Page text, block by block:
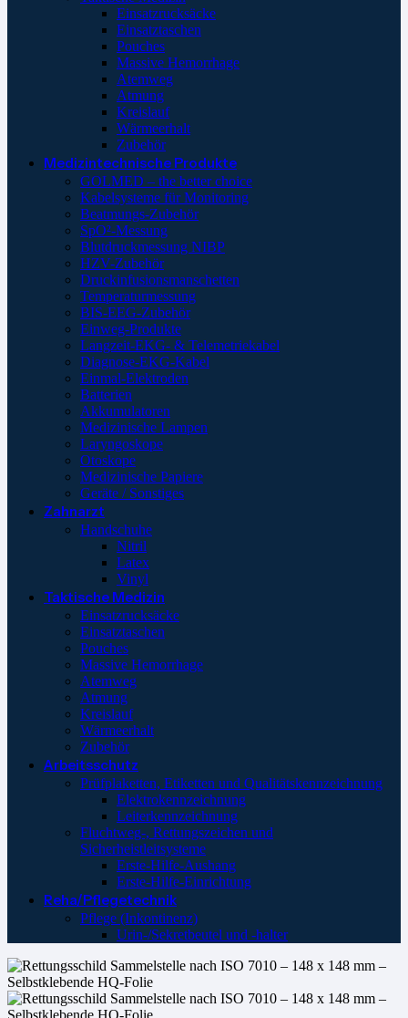
Einsatzrucksäcke
Einsatztaschen
Pouches
Massive Hemorrhage
Atemweg
Atmung
Kreislauf
Wärmeerhalt
Zubehör
Medizintechnische Produkte
GOLMED – the better choice
Kabelsysteme für Monitoring
Beatmungs-Zubehör
SpO²-Messung
Blutdruckmessung NIBP
HZV-Zubehör
Druckinfusionsmanschetten
Temperaturmessung
BIS-EEG-Zubehör
Einweg-Produkte
Langzeit-EKG- & Telemetriekabel
Diagnose-EKG-Kabel
Einmal-Elektroden
Batterien
Akkumulatoren
Medizinische Lampen
Laryngoskope
Otoskope
Medizinische Papiere
Geräte / Sonstiges
Zahnarzt
Handschuhe
Nitril
Latex
Vinyl
Taktische Medizin
Einsatzrucksäcke
Einsatztaschen
Pouches
Massive Hemorrhage
Atemweg
Atmung
Kreislauf
Wärmeerhalt
Zubehör
Arbeitsschutz
Prüfplaketten, Etiketten und Qualitätskennzeichnung
Elektrokennzeichnung
Leiterkennzeichnung
Fluchtweg-, Rettungszeichen und
Sicherheistleitsysteme
Erste-Hilfe-Aushang
Erste-Hilfe-Einrichtung
Reha/Pflegetechnik
Pflege (Inkontinenz)
Urin-/Sekretbeutel und -halter